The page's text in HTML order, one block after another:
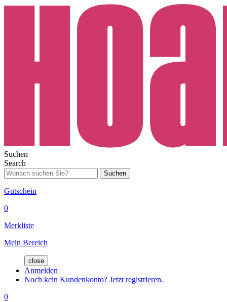
Suchen
Search
Suchen
Gutschein
0
Merkliste
Mein Bereich
close
Anmelden
Noch kein Kundenkonto? Jetzt registrieren.
0